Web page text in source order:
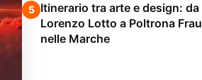
5 Itinerario tra arte e design: da
Lorenzo Lotto a Poltrona Frau
nelle Marche